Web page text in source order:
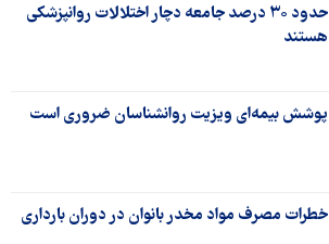
حدود ۳۰ درصد جامعه دچار اختلالات روانپزشکی
هستند
پوشش بیمه‌ای ویزیت روانشناسان ضروری است
خطرات مصرف مواد مخدر بانوان در دوران بارداری